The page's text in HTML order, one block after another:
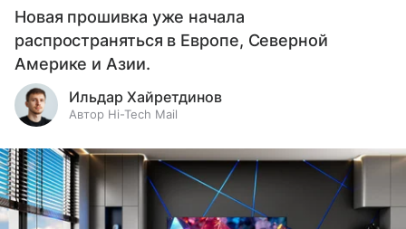
Новая прошивка уже начала
распространяться в Европе, Северной
Америке и Азии.
Ильдар Хайретдинов
Автор Hi-Tech Mail